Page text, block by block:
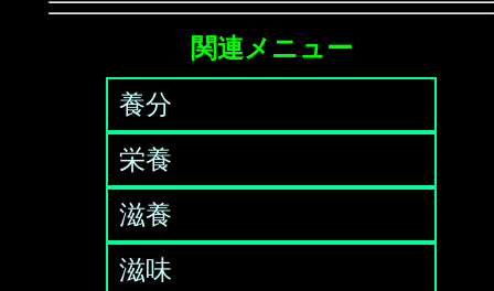
関連メニュー
養分
栄養
滋養
滋味